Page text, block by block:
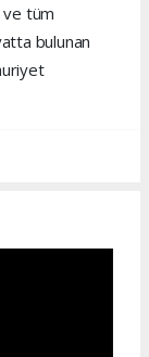
ve tüm
bulunan